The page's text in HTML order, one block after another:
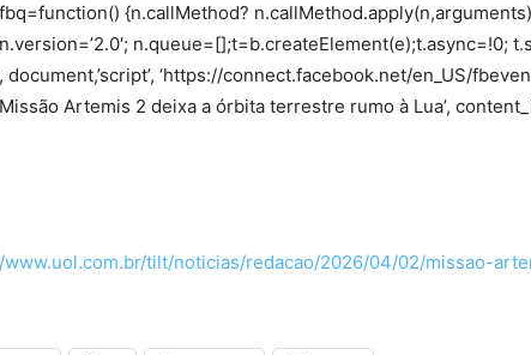
{n.callMethod?
n.queue=[];t=b.createElement(e);t.async=!0;
‘https://connect.facebook.net/en_US/
‘Missão Artemis 2 deixa a órbita terrestre rumo à Lua’,
www.uol.com.br/tilt/noticias/redacao/2026/04/02/missao-